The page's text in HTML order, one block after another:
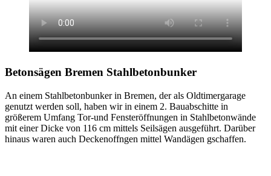
Betonsägen Bremen Stahlbetonbunker
An einem Stahlbetonbunker in Bremen, der als Oldtimergarage
genutzt werden soll, haben wir in einem 2. Bauabschitte in
größerem Umfang Tor-und Fensteröffnungen in Stahlbetonwände
mit einer Dicke von 116 cm mittels Seilsägen ausgeführt. Darüber
hinaus waren auch Deckenoffngen mittel Wandägen gschaffen.